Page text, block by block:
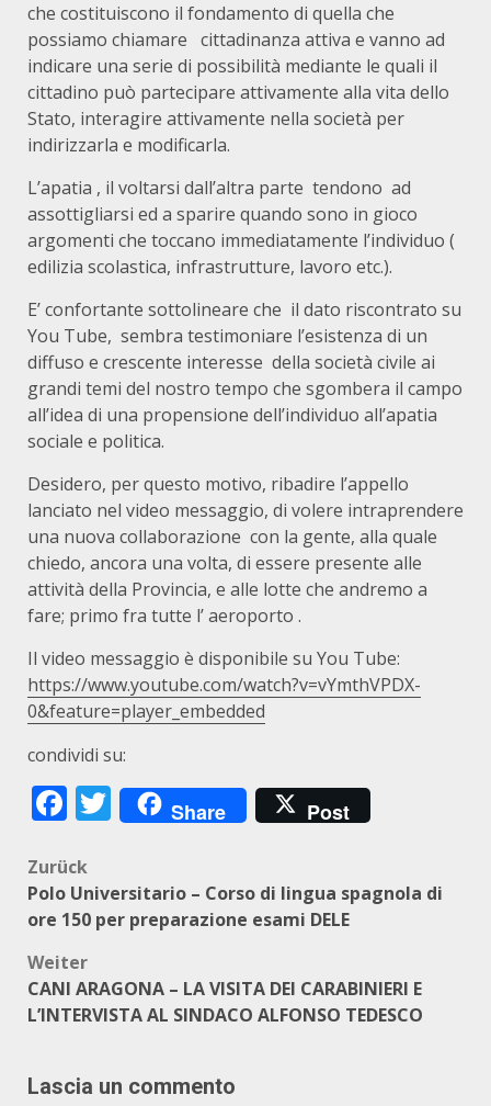
che costituiscono il fondamento di quella che
possiamo chiamare cittadinanza attiva e vanno ad
indicare una serie di possibilità mediante le quali il
cittadino può partecipare attivamente alla vita dello
Stato, interagire attivamente nella società per
indirizzarla e modificarla.
L’apatia , il voltarsi dall’altra parte tendono ad
assottigliarsi ed a sparire quando sono in gioco
argomenti che toccano immediatamente l’individuo (
edilizia scolastica, infrastrutture, lavoro etc.).
E’ confortante sottolineare che il dato riscontrato su
You Tube, sembra testimoniare l’esistenza di un
diffuso e crescente interesse della società civile ai
grandi temi del nostro tempo che sgombera il campo
all’idea di una propensione dell’individuo all’apatia
sociale e politica.
Desidero, per questo motivo, ribadire l’appello
lanciato nel video messaggio, di volere intraprendere
una nuova collaborazione con la gente, alla quale
chiedo, ancora una volta, di essere presente alle
attività della Provincia, e alle lotte che andremo a
fare; primo fra tutte l’ aeroporto .
Il video messaggio è disponibile su You Tube:
https://www.youtube.com/watch?v=vYmthVPDX-
0&feature=player_embedded
condividi su:
Facebook
Twitter
Share Post
Beitragsnavigation
Zurück
Polo Universitario – Corso di lingua spagnola di
ore 150 per preparazione esami DELE
Weiter
CANI ARAGONA – LA VISITA DEI CARABINIERI E
L’INTERVISTA AL SINDACO ALFONSO TEDESCO
Lascia un commento